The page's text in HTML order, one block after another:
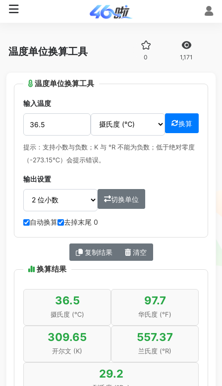
温度单位换算工具 0 1,171
温度单位换算工具
输入温度
换算
提示：支持小数与负数；K 与 °R 不能为负数；低于绝对零度
（-273.15℃）会提示错误。
输出设置
切换单位
自动换算 去掉末尾 0
复制结果 清空
换算结果
36.5
摄氏度 (℃)
97.7
华氏度 (℉)
309.65
开尔文 (K)
557.37
兰氏度 (°R)
29.2